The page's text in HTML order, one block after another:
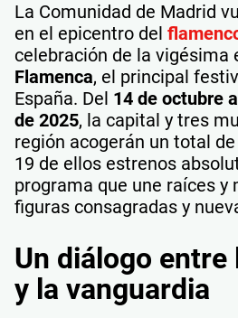
La Comunidad de Madrid
en el epicentro del
celebración de la vigésima
Flamenca, el principal
España. Del 14 de octubre
de 2025, la capital y tres
región acogerán un total de
19 de ellos estrenos
programa que une raíces y
figuras consagradas y
Un diálogo
y la vanguardia